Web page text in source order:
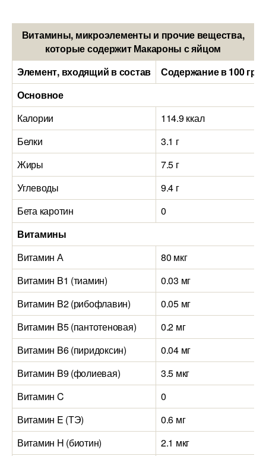
Витамины, микроэлементы и прочие вещества,
которые содержит Макароны с яйцом
Элемент, входящий в состав
Содержание в 100
Основное
Калории
114.9 ккал
Белки
3.1 г
Жиры
7.5 г
Углеводы
9.4 г
Бета каротин
0
Витамины
Витамин А
80 мкг
Витамин B1 (тиамин)
0.03 мг
Витамин B2 (рибофлавин)
0.05 мг
Витамин B5 (пантотеновая)
0.2 мг
Витамин B6 (пиридоксин)
0.04 мг
Витамин B9 (фолиевая)
3.5 мкг
Витамин C
0
Витамин E (ТЭ)
0.6 мг
Витамин H (биотин)
2.1 мкг